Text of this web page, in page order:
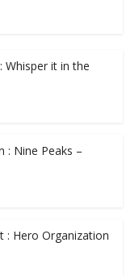
Whisper it in the
: Nine Peaks –
: Hero Organization